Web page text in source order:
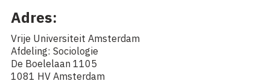
Adres:
Vrije Universiteit Amsterdam
Afdeling: Sociologie
De Boelelaan 1105
1081 HV Amsterdam